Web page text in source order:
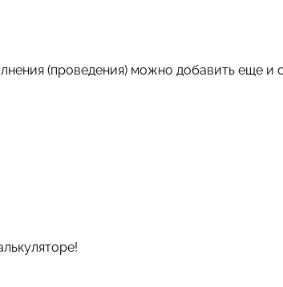
(проведения) можно добавить еще и